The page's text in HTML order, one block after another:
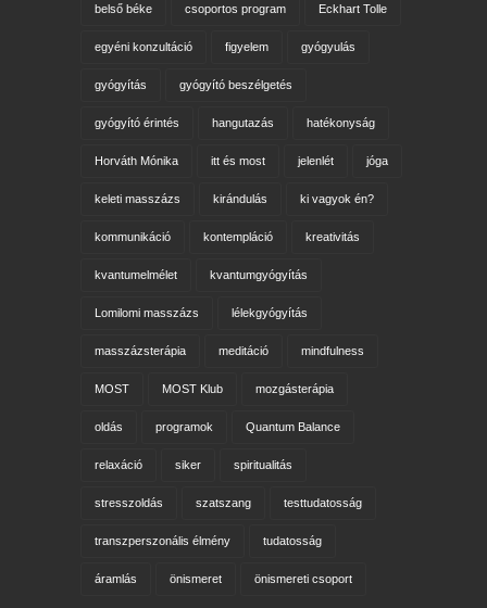
belső béke csoportos program Eckhart Tolle
egyéni konzultáció figyelem gyógyulás
gyógyítás gyógyító beszélgetés
gyógyító érintés hangutazás hatékonyság
Horváth Mónika itt és most jelenlét jóga
keleti masszázs kirándulás ki vagyok én?
kommunikáció kontempláció kreativitás
kvantumelmélet kvantumgyógyítás
Lomilomi masszázs lélekgyógyítás
masszázsterápia meditáció mindfulness
MOST MOST Klub mozgásterápia
oldás programok Quantum Balance
relaxáció siker spiritualitás
stresszoldás szatszang testtudatosság
transzperszonális élmény tudatosság
áramlás önismeret önismereti csoport